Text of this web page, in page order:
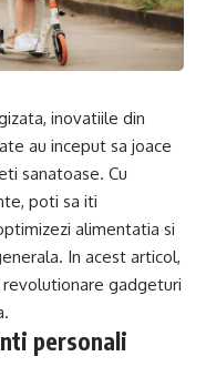
inovatiile din
au inceput sa joace
sanatoase. Cu
poti sa iti
alimentatia si
In acest articol,
gadgeturi
personali